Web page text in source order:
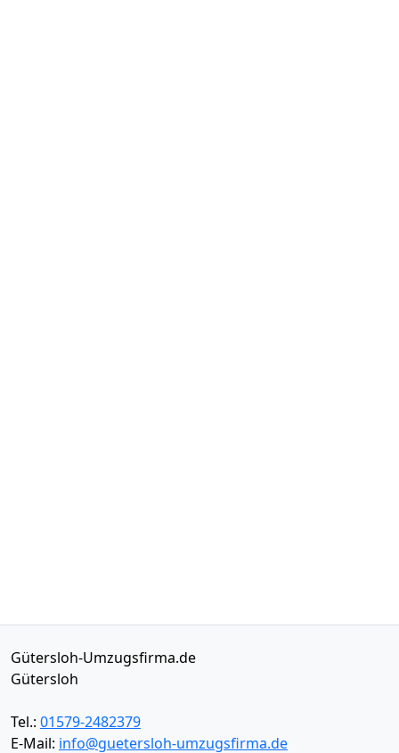
Gütersloh-Umzugsfirma.de
Gütersloh
Tel.: 01579-2482379
E-Mail: info@guetersloh-umzugsfirma.de